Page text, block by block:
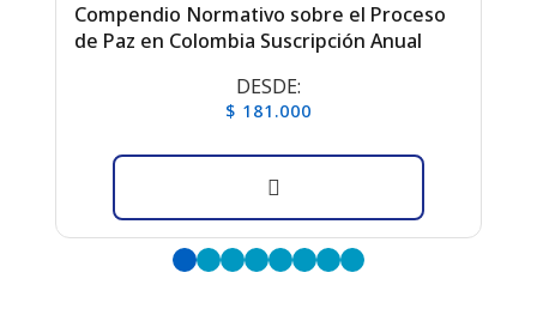
Compendio Normativo sobre el Proceso
de Paz en Colombia Suscripción Anual
DESDE:
$ 181.000